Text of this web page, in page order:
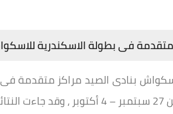
فى بطولة الاسكندرية
بنادى الصيد مراكز متقدمة
: